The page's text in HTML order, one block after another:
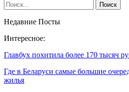
Недавние Посты
Интересное:
Главбух похитила более 170 тысяч
Где в Беларуси самые большие
жилья